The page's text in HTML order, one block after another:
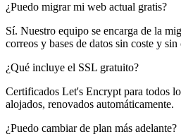
¿Puedo migrar mi web actual gratis?
Sí. Nuestro equipo se encarga de la
correos y bases de datos sin coste y
¿Qué incluye el SSL gratuito?
Certificados Let's Encrypt para todos
alojados, renovados automáticamente.
¿Puedo cambiar de plan más adelante?